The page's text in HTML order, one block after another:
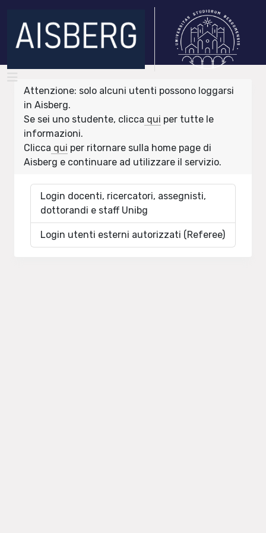
Attenzione: solo alcuni utenti possono loggarsi
in Aisberg.
Se sei uno studente, clicca qui per tutte le
informazioni.
Clicca qui per ritornare sulla home page di
Aisberg e continuare ad utilizzare il servizio.
Login docenti, ricercatori, assegnisti,
dottorandi e staff Unibg
Login utenti esterni autorizzati (Referee)